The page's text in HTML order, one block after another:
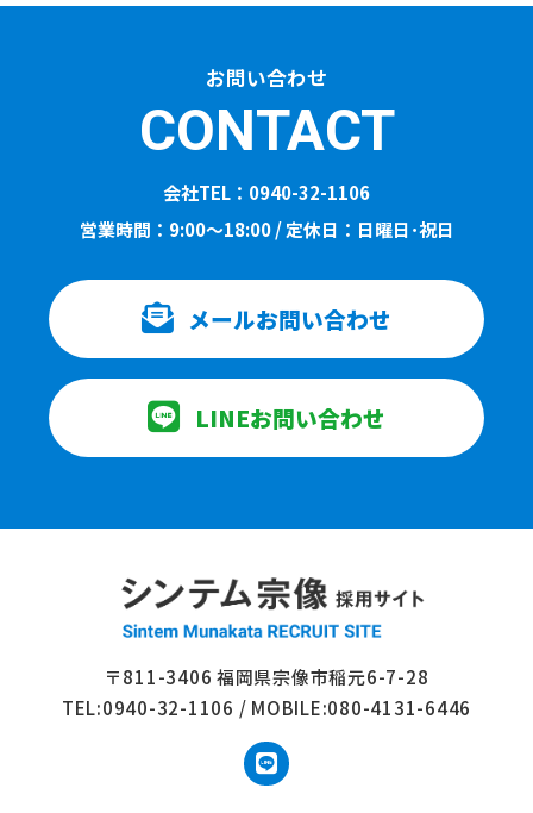
お問い合わせ
CONTACT
会社TEL：0940-32-1106
営業時間：9:00～18:00 / 定休日：日曜日･祝日
メールお問い合わせ
LINEお問い合わせ
〒811-3406 福岡県宗像市稲元6-7-28
TEL:0940-32-1106 / MOBILE:080-4131-6446